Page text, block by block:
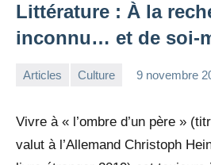
Littérature : À la
inconnu… et de soi-
Articles Culture 9 novembre
Vivre à « l’ombre d’un père »
valut à l’Allemand Christoph